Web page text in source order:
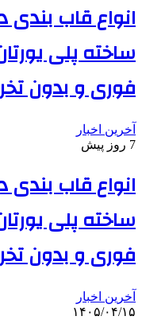
انواع قاب بندی
ساخته پلی
فوری و بدون
آخرین اخبار
7 روز پیش
انواع قاب بندی
ساخته پلی
فوری و بدون
آخرین اخبار
۱۴۰۵/۰۴/۱۵